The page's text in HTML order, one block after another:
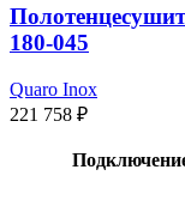
180-045
Quaro Inox
221 758 ₽